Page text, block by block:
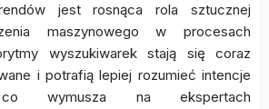
jest rosnąca rola sztucznej
maszynowego w procesach
wyszukiwarek stają się coraz
i potrafią lepiej rozumieć intencje
co wymusza na ekspertach